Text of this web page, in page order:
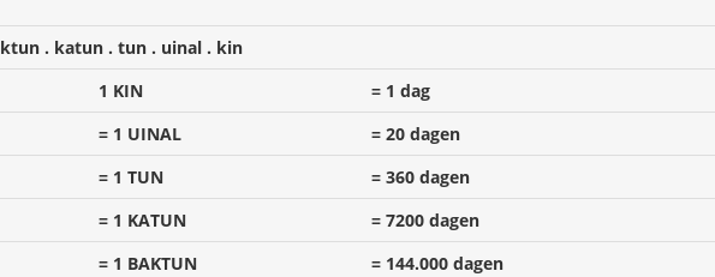
. katun . tun . uinal . kin
1 KIN
= 1 dag
= 1 UINAL
= 20 dagen
= 1 TUN
= 360 dagen
= 1 KATUN
= 7200 dagen
= 1 BAKTUN = 144.000 dagen